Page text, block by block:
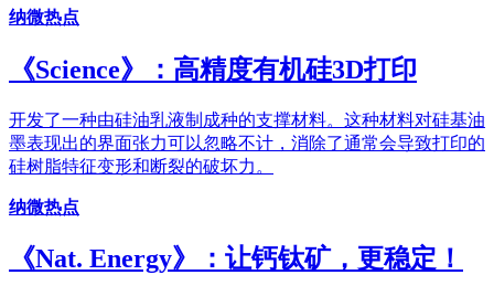
纳微热点
《Science》：高精度有机硅3D打印
开发了一种由硅油乳液制成种的支撑材料。这种材料对硅基油
墨表现出的界面张力可以忽略不计，消除了通常会导致打印的
硅树脂特征变形和断裂的破坏力。
纳微热点
《Nat. Energy》：让钙钛矿，更稳定！